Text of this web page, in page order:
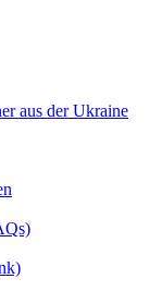
aus der Ukraine